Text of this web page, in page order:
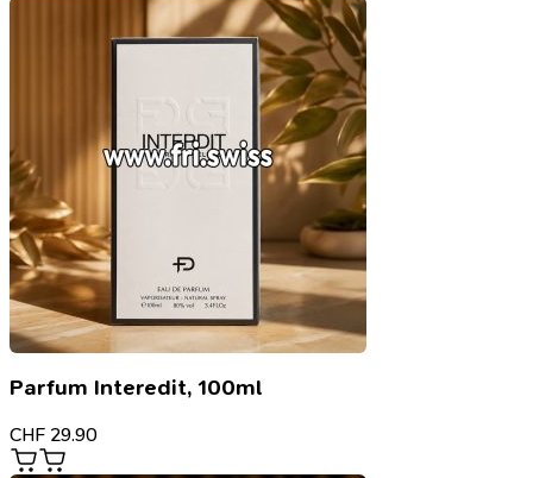
Parfum Interedit, 100ml
CHF 29.90